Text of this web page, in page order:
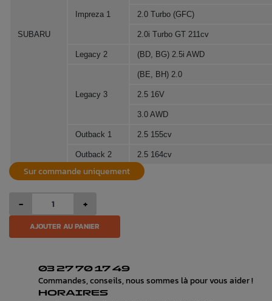
SUBARU
Impreza 1 2.0 Turbo (GFC)
2.0i Turbo GT 211cv
Legacy 2 (BD, BG) 2.5i AWD
Legacy 3
(BE, BH) 2.0
2.5 16V
3.0 AWD
Outback 1 2.5 155cv
Outback 2 2.5 164cv
Sur commande uniquement
- +
AJOUTER AU PANIER
03 27 70 17 49
Commandes, conseils, nous sommes là pour vous aider !
HORAIRES